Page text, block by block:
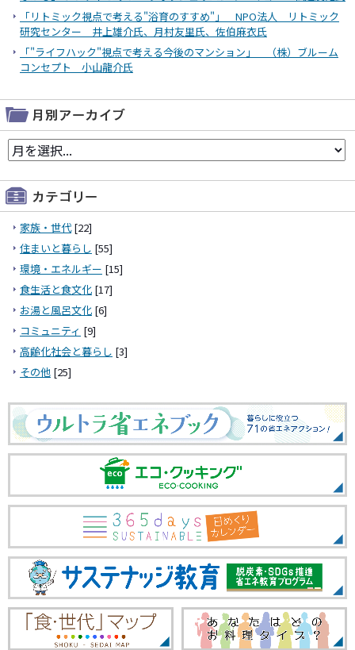
「リトミック視点で考える"浴育のすすめ"」 NPO法人 リトミック
研究センター 井上雄介氏、月村友里氏、佐伯麻衣氏
「"ライフハック"視点で考える今後のマンション」 （株）ブルーム
コンセプト 小山龍介氏
家族・世代[22]
住まいと暮らし [55]
環境・エネルギー [15]
食生活と食文化 [17]
お湯と風呂文化 [6]
コミュニティ [9]
高齢化社会と暮らし [3]
その他 [25]